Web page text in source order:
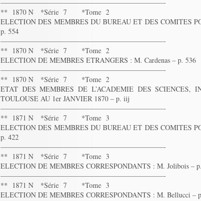
———————————————————————-
** 1870 N *Série 7 *Tome 2
ELECTION DES MEMBRES DU BUREAU ET DES COMITES
p. 554
———————————————————————-
** 1870 N *Série 7 *Tome 2
ELECTION DE MEMBRES ETRANGERS : M. Cardenas – p. 536
———————————————————————-
** 1870 N *Série 7 *Tome 2
ETAT DES MEMBRES DE L’ACADEMIE DES SCIENCES,
TOULOUSE AU 1er JANVIER 1870 – p. iij
———————————————————————-
** 1871 N *Série 7 *Tome 3
ELECTION DES MEMBRES DU BUREAU ET DES COMITES
p. 422
———————————————————————-
** 1871 N *Série 7 *Tome 3
ELECTION DE MEMBRES CORRESPONDANTS : M. Jolibois –
———————————————————————-
** 1871 N *Série 7 *Tome 3
ELECTION DE MEMBRES CORRESPONDANTS : M. Bellucci –